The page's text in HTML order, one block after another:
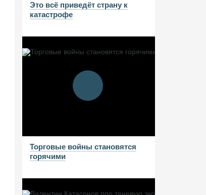
Это всё приведёт страну к
катастрофе
Торговые войны становятся
горячими